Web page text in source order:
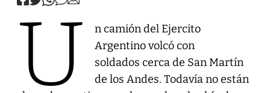
U
n camión del Ejercito
Argentino volcó con
soldados cerca de San Martín
de los Andes. Todavía no están